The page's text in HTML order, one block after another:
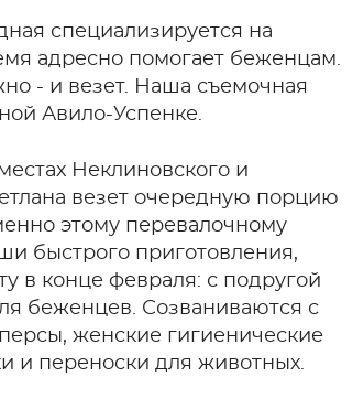
специализируется на
адресно помогает беженцам.
- и везет. Наша съемочная
Авило-Успенке.
Неклиновского и
везет очередную порцию
этому перевалочному
быстрого приготовления,
в конце февраля: с подругой
беженцев. Созваниваются с
женские гигиенические
и переноски для животных.